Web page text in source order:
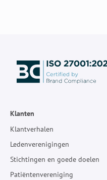
Klanten
Klantverhalen
Ledenverenigingen
Stichtingen en goede doelen
Patiëntenvereniging